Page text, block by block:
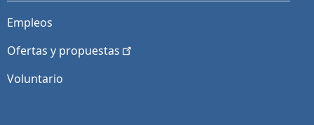
Empleos
Ofertas y propuestas
Voluntario